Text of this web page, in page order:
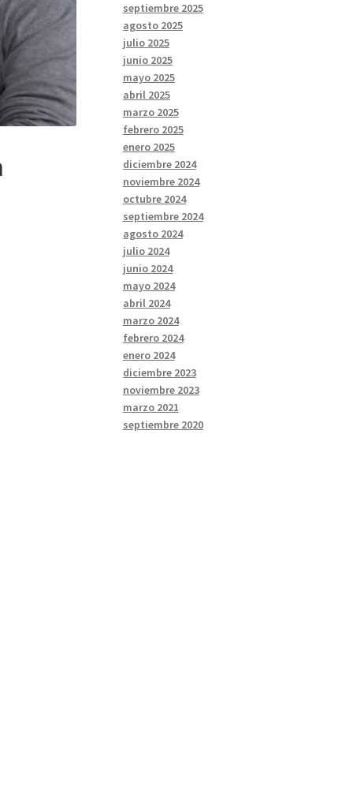
septiembre 2025
agosto 2025
julio 2025
junio 2025
mayo 2025
abril 2025
marzo 2025
febrero 2025
enero 2025
diciembre 2024
noviembre 2024
octubre 2024
septiembre 2024
agosto 2024
julio 2024
junio 2024
mayo 2024
abril 2024
marzo 2024
febrero 2024
enero 2024
diciembre 2023
noviembre 2023
marzo 2021
septiembre 2020